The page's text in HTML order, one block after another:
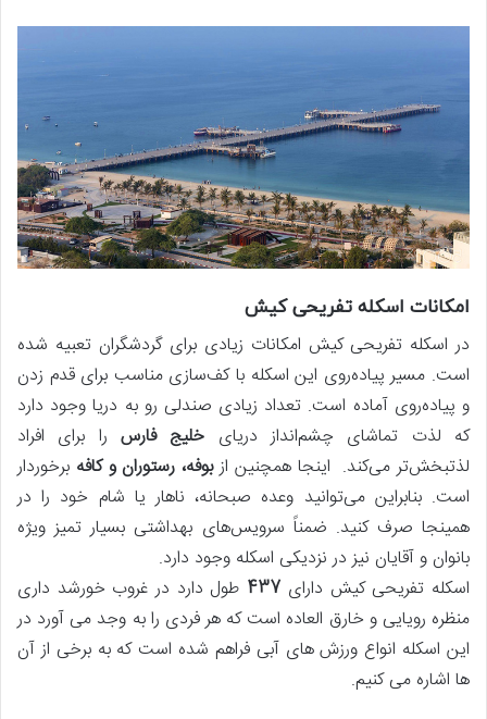
امکانات اسکله تفریحی کیش
در اسکله تفریحی کیش امکانات زیادی برای گردشگران تعبیه شده
است. مسیر پیاده‌روی این اسکله با کف‌سازی مناسب برای قدم زدن‌
و پیاده‌روی آماده است. تعداد زیادی صندلی‌ رو به دریا وجود دارد
که لذت تماشای چشم‌انداز دریای خلیج فارس را برای افراد
لذتبخش‌تر می‌کند. اینجا همچنین ازبوفه، رستوران و کافه برخوردار
است. بنابراین می‌توانید وعده صبحانه، ناهار یا شام خود را در
همینجا صرف کنید. ضمناً سرویس‌های بهداشتی بسیار تمیز ویژه
بانوان و آقایان نیز در نزدیکی اسکله وجود دارد.
اسکله تفریحی کیش دارای 437 طول دارد در غروب خورشد داری
منظره رویایی و خارق العاده است که هر فردی را به وجد می آورد در
این اسکله انواع ورزش های آبی فراهم شده است که به برخی از آن
ها اشاره می کنیم.